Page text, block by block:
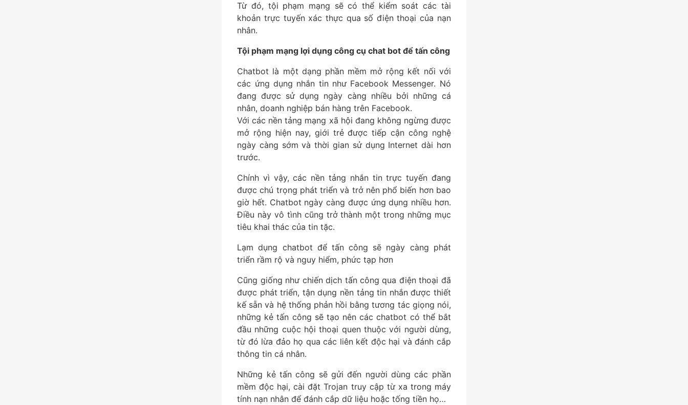
Từ đó, tội phạm mạng sẽ có thể kiểm soát các tài
khoản trực tuyến xác thực qua số điện thoại của nạn
nhân.
Tội phạm mạng lợi dụng công cụ chat bot để tấn công
Chatbot là một dạng phần mềm mở rộng kết nối với
các ứng dụng nhắn tin như Facebook Messenger. Nó
đang được sử dụng ngày càng nhiều bởi những cá
nhân, doanh nghiệp bán hàng trên Facebook.
Với các nền tảng mạng xã hội đang không ngừng được
mở rộng hiện nay, giới trẻ được tiếp cận công nghệ
ngày càng sớm và thời gian sử dụng Internet dài hơn
trước.
Chính vì vậy, các nền tảng nhắn tin trực tuyến đang
được chú trọng phát triển và trở nên phổ biến hơn bao
giờ hết. Chatbot ngày càng được ứng dụng nhiều hơn.
Điều này vô tình cũng trở thành một trong những mục
tiêu khai thác của tin tặc.
Lạm dụng chatbot để tấn công sẽ ngày càng phát
triển rầm rộ và nguy hiểm, phức tạp hơn
Cũng giống như chiến dịch tấn công qua điện thoại đã
được phát triển, tận dụng nền tảng tin nhắn được thiết
kế sẵn và hệ thống phản hồi bằng tương tác giọng nói,
những kẻ tấn công sẽ tạo nên các chatbot có thể bắt
đầu những cuộc hội thoại quen thuộc với người dùng,
từ đó lừa đảo họ qua các liên kết độc hại và đánh cắp
thông tin cá nhân.
Những kẻ tấn công sẽ gửi đến người dùng các phần
mềm độc hại, cài đặt Trojan truy cập từ xa trong máy
tính nạn nhân để đánh cắp dữ liệu hoặc tống tiền họ…